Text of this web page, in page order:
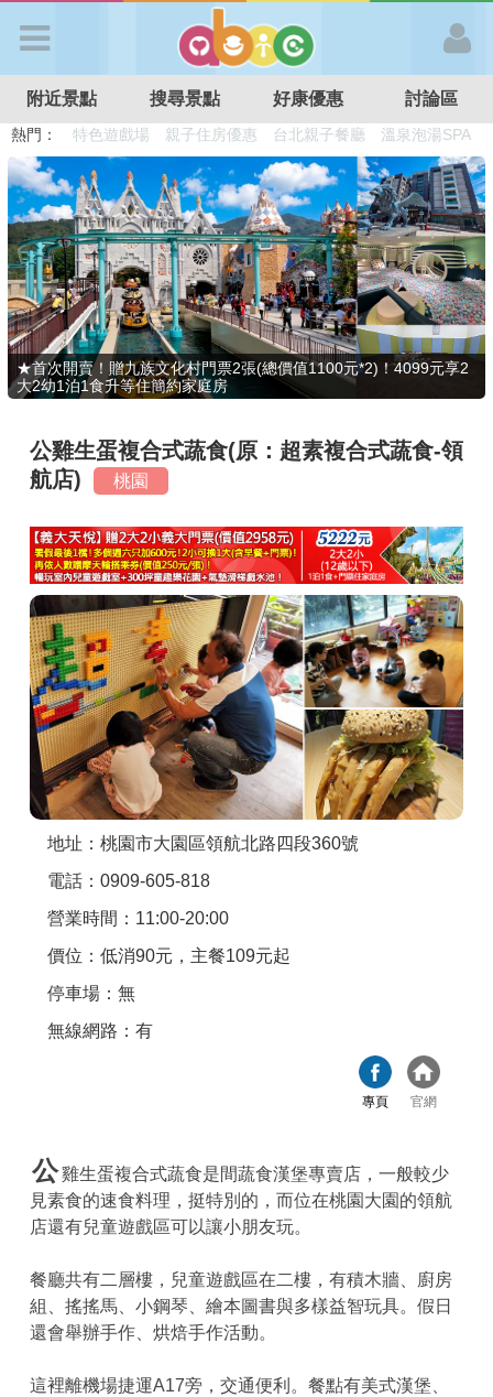
APP登入
首 頁
搜尋景點
好康優惠
最新消息
最新留言
商家合作
推薦景點
討論區
聯絡我們
APP下載
附近景點 搜尋景點 好康優惠 討論區
熱門： 溜滑梯民宿 觀光工廠 DIY摘果
日本親子景點
特色遊戲場
親子住房優惠 台北親子餐廳 溫泉泡湯SPA
★首次開賣！贈九族文化村門票2張(總價值1100元*2)！4099元享2
大2幼1泊1食升等住簡約家庭房
公雞生蛋複合式蔬食(原：超素複合式蔬食-領
航店)
桃園
地址：桃園市大園區領航北路四段360號
電話：0909-605-818
營業時間：11:00-20:00
價位：低消90元，主餐109元起
停車場：無
無線網路：有
專頁 官網
公雞生蛋複合式蔬食是間蔬食漢堡專賣店，一般較少
見素食的速食料理，挺特別的，而位在桃園大園的領航
店還有兒童遊戲區可以讓小朋友玩。
餐廳共有二層樓，兒童遊戲區在二樓，有積木牆、廚房
組、搖搖馬、小鋼琴、繪本圖書與多樣益智玩具。假日
還會舉辦手作、烘焙手作活動。
這裡離機場捷運A17旁，交通便利。餐點有美式漢堡、